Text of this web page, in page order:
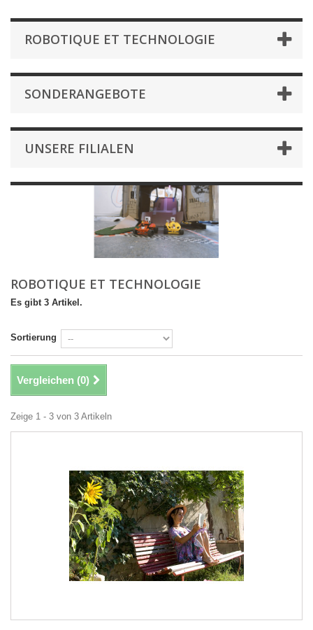
ROBOTIQUE ET TECHNOLOGIE
SONDERANGEBOTE
UNSERE FILIALEN
ROBOTIQUE ET TECHNOLOGIE
Es gibt 3 Artikel.
Sortierung
Vergleichen (0)
Zeige 1 - 3 von 3 Artikeln